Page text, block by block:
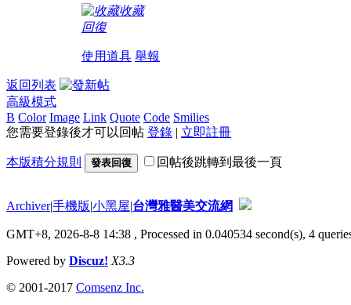
收藏
回復
使用道具 舉報
返回列表
高級模式
B Color Image Link Quote Code Smilies
您需要登錄後才可以回帖 登錄 | 立即註冊
本版積分規則 發表回復 回帖後跳轉到最後一頁
Archiver|手機版|小黑屋|台灣雅醫美交流網
GMT+8, 2026-8-8 14:38 , Processed in 0.040534 second(s), 4
Powered by Discuz! X3.3
© 2001-2017 Comsenz Inc.